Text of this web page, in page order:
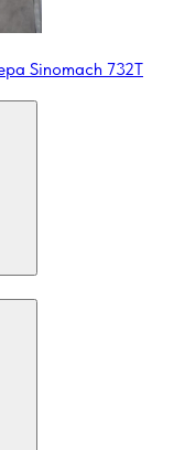
Sinomach 732T